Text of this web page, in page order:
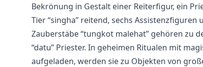
Bekrönung in Gestalt einer Reiterfigur, ein
Tier “singha” reitend, sechs Assistenzfiguren
Zauberstäbe “tungkot malehat” gehören zu
“datu” Priester. In geheimen Ritualen mit
aufgeladen, werden sie zu Objekten von